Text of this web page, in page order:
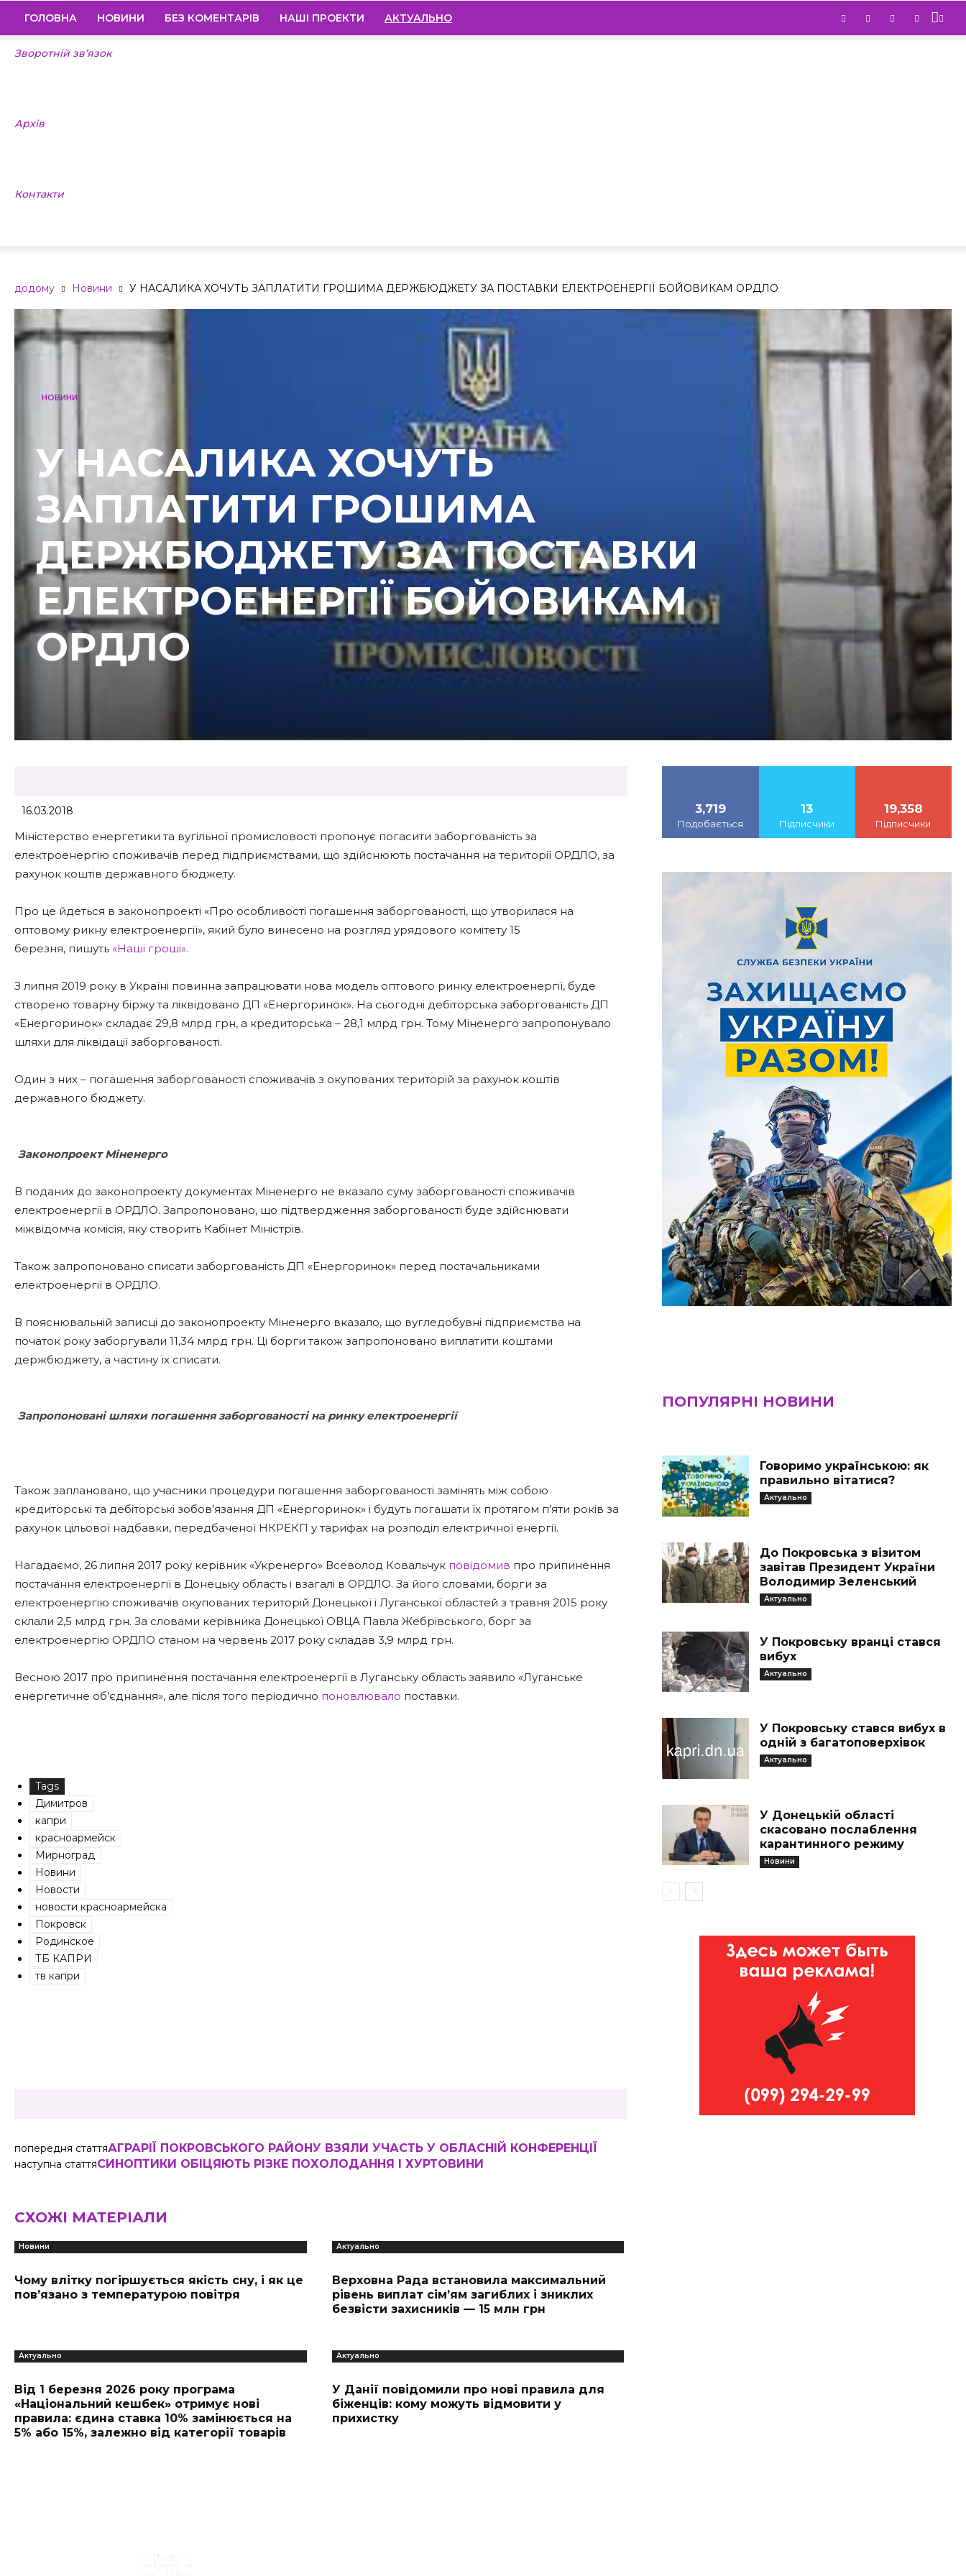
ГОЛОВНА НОВИНИ БЕЗ КОМЕНТАРІВ НАШІ ПРОЕКТИ АКТУАЛЬНО
Зворотній зв’язок
Архів
Контакти
додому Новини У НАСАЛИКА ХОЧУТЬ ЗАПЛАТИТИ ГРОШИМА ДЕРЖБЮДЖЕТУ ЗА ПОСТАВКИ ЕЛЕКТРОЕНЕРГІЇ БОЙОВИКАМ ОРДЛО
НОВИНИ
У НАСАЛИКА ХОЧУТЬ
ЗАПЛАТИТИ ГРОШИМА
ДЕРЖБЮДЖЕТУ ЗА ПОСТАВКИ
ЕЛЕКТРОЕНЕРГІЇ БОЙОВИКАМ
ОРДЛО
16.03.2018
Міністерство енергетики та вугільної промисловості пропонує погасити заборгованість за
електроенергію споживачів перед підприємствами, що здійснюють постачання на території ОРДЛО, за
рахунок коштів державного бюджету.
Про це йдеться в законопроекті «Про особливості погашення заборгованості, що утворилася на
оптовому рикну електроенергії», який було винесено на розгляд урядового комітету 15
березня, пишуть «Наші гроші».
З липня 2019 року в Україні повинна запрацювати нова модель оптового ринку електроенергії, буде
створено товарну біржу та ліквідовано ДП «Енергоринок». На сьогодні дебіторська заборгованість ДП
«Енергоринок» складає 29,8 млрд грн, а кредиторська – 28,1 млрд грн. Тому Міненерго запропонувало
шляхи для ліквідації заборгованості.
Один з них – погашення заборгованості споживачів з окупованих територій за рахунок коштів
державного бюджету.
Законопроект Міненерго
В поданих до законопроекту документах Міненерго не вказало суму заборгованості споживачів
електроенергії в ОРДЛО. Запропоновано, що підтвердження заборгованості буде здійснювати
міжвідомча комісія, яку створить Кабінет Міністрів.
Також запропоновано списати заборгованість ДП «Енергоринок» перед постачальниками
електроенергії в ОРДЛО.
В пояснювальній записці до законопроекту Міненерго вказало, що вугледобувні підприємства на
початок року заборгували 11,34 млрд грн. Ці борги також запропоновано виплатити коштами
держбюджету, а частину їх списати.
Запропоновані шляхи погашення заборгованості на ринку електроенергії
Також заплановано, що учасники процедури погашення заборгованості замінять між собою
кредиторські та дебіторські зобов’язання ДП «Енергоринок» і будуть погашати їх протягом п’яти років за
рахунок цільової надбавки, передбаченої НКРЕКП у тарифах на розподіл електричної енергії.
Нагадаємо, 26 липня 2017 року керівник «Укренерго» Всеволод Ковальчук повідомив про припинення
постачання електроенергії в Донецьку область і взагалі в ОРДЛО. За його словами, борги за
електроенергію споживачів окупованих територій Донецької і Луганської областей з травня 2015 року
склали 2,5 млрд грн. За словами керівника Донецької ОВЦА Павла Жебрівського, борг за
електроенергію ОРДЛО станом на червень 2017 року складав 3,9 млрд грн.
Весною 2017 про припинення постачання електроенергії в Луганську область заявило «Луганське
енергетичне об’єднання», але після того періодично поновлювало поставки.
Tags
Димитров
капри
красноармейск
Мирноград
Новини
Новости
новости красноармейска
Покровск
Родинское
ТБ КАПРИ
тв капри
попередня статтяАГРАРІЇ ПОКРОВСЬКОГО РАЙОНУ ВЗЯЛИ УЧАСТЬ У ОБЛАСНІЙ КОНФЕРЕНЦІЇ
наступна статтяСИНОПТИКИ ОБІЦЯЮТЬ РІЗКЕ ПОХОЛОДАННЯ І ХУРТОВИНИ
СХОЖІ МАТЕРІАЛИ
Новини
Чому влітку погіршується якість сну, і як це
пов’язано з температурою повітря
Актуально
Верховна Рада встановила максимальний
рівень виплат сім’ям загиблих і зниклих
безвісти захисників — 15 млн грн
Актуально
Від 1 березня 2026 року програма
«Національний кешбек» отримує нові
правила: єдина ставка 10% замінюється на
5% або 15%, залежно від категорії товарів
Актуально
У Данії повідомили про нові правила для
біженців: кому можуть відмовити у
прихистку
3,719
Подобається
13
Підписчики
19,358
Підписчики
ПОПУЛЯРНІ НОВИНИ
Говоримо українською: як
правильно вітатися?
Актуально
До Покровська з візитом
завітав Президент України
Володимир Зеленський
Актуально
У Покровську вранці стався
вибух
Актуально
У Покровську стався вибух в
одній з багатоповерхівок
Актуально
У Донецькій області
скасовано послаблення
карантинного режиму
Новини